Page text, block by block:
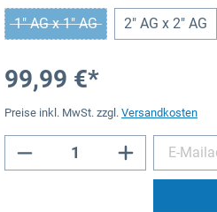
1" AG x 1" AG(Diese Option ist zurzeit
2" AG x 2" AG
99,99 €*
Preise inkl. MwSt. zzgl. Versandkosten